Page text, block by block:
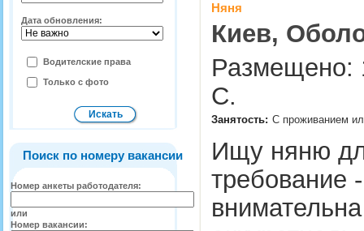
Дата обновления:
Водителские права
Только с фото
Поиск по номеру вакансии
Номер анкеты работодателя:
или
Номер вакансии:
Няня
Киев,
Размещено:
С.
Занятость: С проживанием
Ищу няню
требование